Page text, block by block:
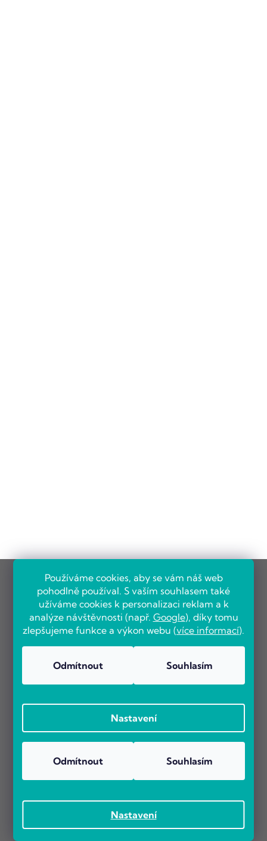
Používáme cookies, aby se vám náš web
pohodlně používal. S vaším souhlasem také
užíváme cookies k personalizaci reklam a k
analýze návštěvnosti (např. Google), díky tomu
zlepšujeme funkce a výkon webu (více informací).
Nastavení
Odmítnout Souhlasím
Nastavení
Odmítnout Souhlasím